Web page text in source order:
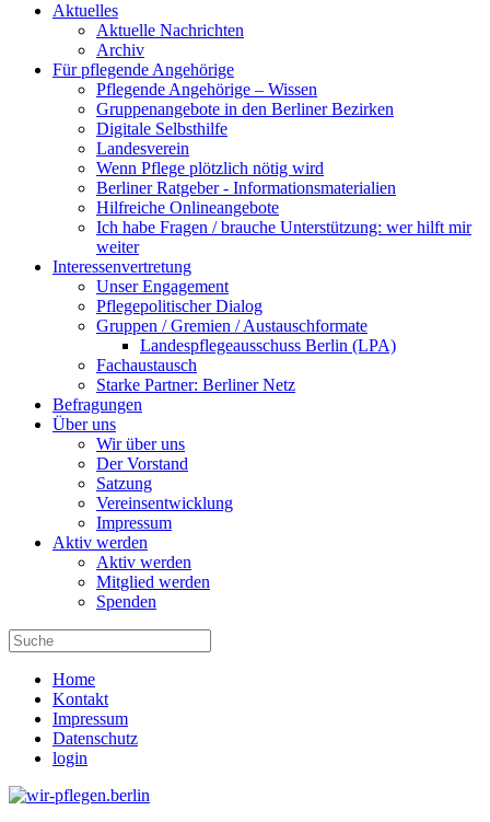
Aktuelles
Aktuelle Nachrichten
Archiv
Für pflegende Angehörige
Pflegende Angehörige – Wissen
Gruppenangebote in den Berliner Bezirken
Digitale Selbsthilfe
Landesverein
Wenn Pflege plötzlich nötig wird
Berliner Ratgeber - Informationsmaterialien
Hilfreiche Onlineangebote
Ich habe Fragen / brauche Unterstützung: wer hilft mir
weiter
Interessenvertretung
Unser Engagement
Pflegepolitischer Dialog
Gruppen / Gremien / Austauschformate
Landespflegeausschuss Berlin (LPA)
Fachaustausch
Starke Partner: Berliner Netz
Befragungen
Über uns
Wir über uns
Der Vorstand
Satzung
Vereinsentwicklung
Impressum
Aktiv werden
Aktiv werden
Mitglied werden
Spenden
Home
Kontakt
Impressum
Datenschutz
login